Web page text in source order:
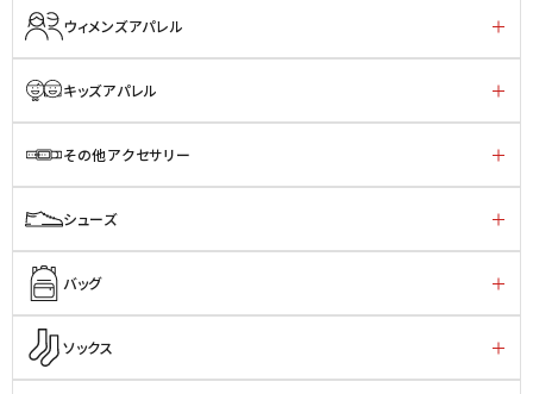
ウィメンズアパレル
キッズアパレル
その他アクセサリー
シューズ
バッグ
ソックス